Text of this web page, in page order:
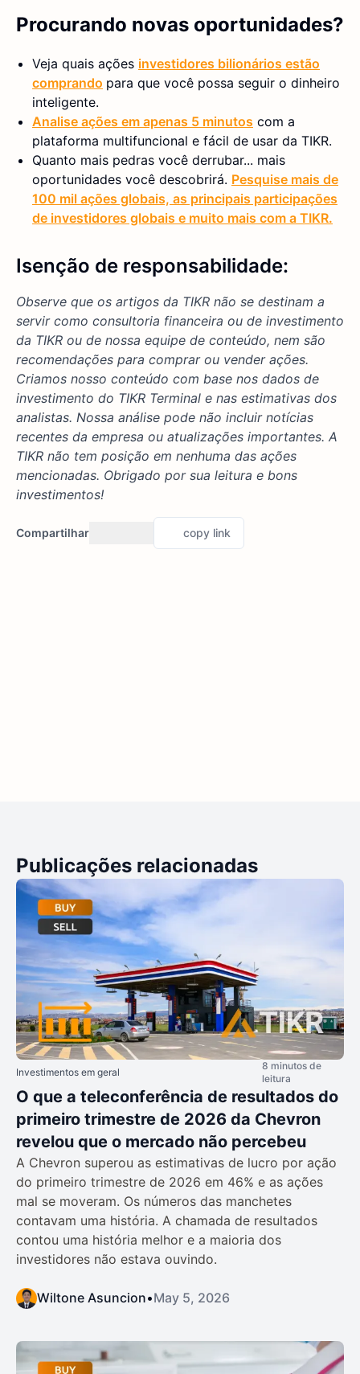
Procurando novas oportunidades?
Veja quais ações investidores bilionários estão
comprando para que você possa seguir o dinheiro
inteligente.
Analise ações em apenas 5 minutos com a
plataforma multifuncional e fácil de usar da TIKR.
Quanto mais pedras você derrubar... mais
oportunidades você descobrirá. Pesquise mais de
100 mil ações globais, as principais participações
de investidores globais e muito mais com a TIKR.
Isenção de responsabilidade:
Observe que os artigos da TIKR não se destinam a
servir como consultoria financeira ou de investimento
da TIKR ou de nossa equipe de conteúdo, nem são
recomendações para comprar ou vender ações.
Criamos nosso conteúdo com base nos dados de
investimento do TIKR Terminal e nas estimativas dos
analistas. Nossa análise pode não incluir notícias
recentes da empresa ou atualizações importantes. A
TIKR não tem posição em nenhuma das ações
mencionadas. Obrigado por sua leitura e bons
investimentos!
Compartilhar copy link
Publicações relacionadas
Investimentos em geral
8 minutos de
leitura
O que a teleconferência de resultados do
primeiro trimestre de 2026 da Chevron
revelou que o mercado não percebeu
A Chevron superou as estimativas de lucro por ação
do primeiro trimestre de 2026 em 46% e as ações
mal se moveram. Os números das manchetes
contavam uma história. A chamada de resultados
contou uma história melhor e a maioria dos
investidores não estava ouvindo.
Wiltone Asuncion•May 5, 2026